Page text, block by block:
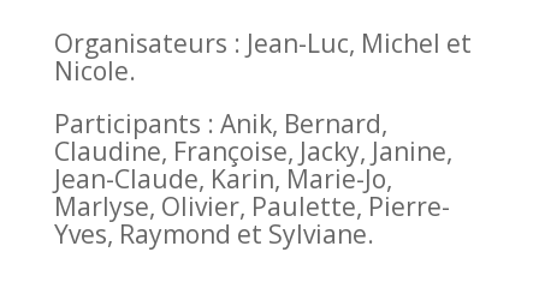
Organisateurs : Jean-Luc, Michel et
Nicole.
Participants : Anik, Bernard,
Claudine, Françoise, Jacky, Janine,
Jean-Claude, Karin, Marie-Jo,
Marlyse, Olivier, Paulette, Pierre-
Yves, Raymond et Sylviane.